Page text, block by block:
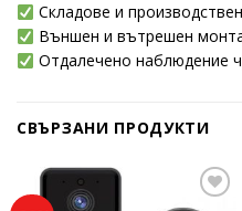
Складове и
Външен и вътрешен
Отдалечено наблюдение
СВЪРЗАНИ ПРОДУКТИ